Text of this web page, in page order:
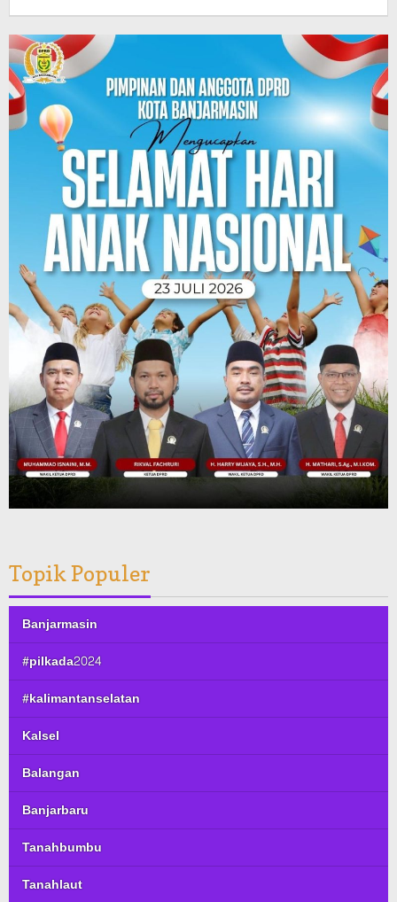
Topik Populer
Banjarmasin
#pilkada2024
#kalimantanselatan
Kalsel
Balangan
Banjarbaru
Tanahbumbu
Tanahlaut